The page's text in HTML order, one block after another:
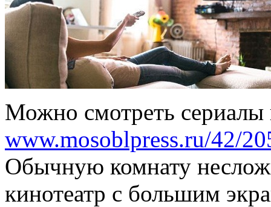
Можно смотреть сериалы
www.mosoblpress.ru/42/
Обычную комнату
кинотеатр с большим